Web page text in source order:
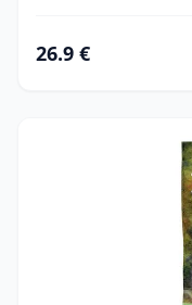
26.9 €